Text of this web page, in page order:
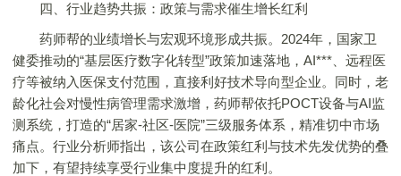
四、行业趋势共振：政策与需求催生增长红利
药师帮的业绩增长与宏观环境形成共振。2024年，国家卫
健委推动的“基层医疗数字化转型”政策加速落地，AI***、远程医
疗等被纳入医保支付范围，直接利好技术导向型企业。同时，老
龄化社会对慢性病管理需求激增，药师帮依托POCT设备与AI监
测系统，打造的“居家-社区-医院”三级服务体系，精准切中市场
痛点。行业分析师指出，该公司在政策红利与技术先发优势的叠
加下，有望持续享受行业集中度提升的红利。